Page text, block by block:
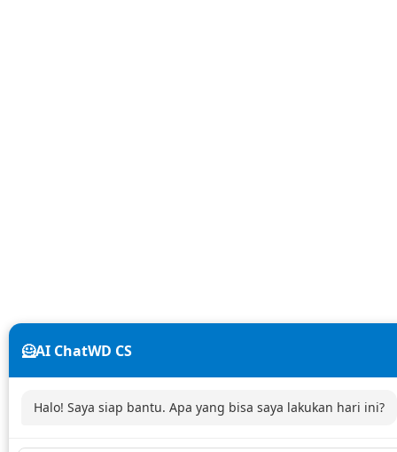
🦸AI ChatWD CS
Halo! Saya siap bantu. Apa yang bisa saya lakukan hari ini?